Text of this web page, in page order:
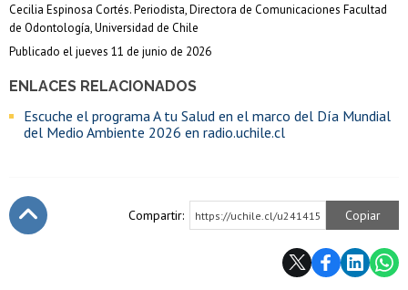
ENLACES RELACIONADOS
Escuche el programa A tu Salud en el marco del Día Mundial
del Medio Ambiente 2026 en radio.uchile.cl
Cecilia Espinosa Cortés. Periodista, Directora de Comunicaciones Facultad
de Odontología, Universidad de Chile
Publicado el jueves 11 de junio de 2026
Compartir: https://uchile.cl/u241415 Copiar